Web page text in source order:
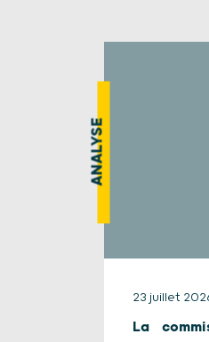
ANALYSE
23 juillet
La